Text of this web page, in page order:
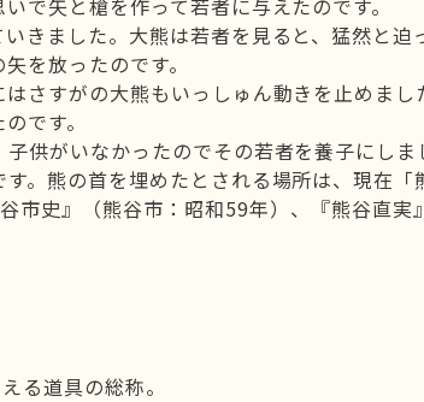
で矢と槍を作って若者に与えたのです。
きました。大熊は若者を見ると、猛然と迫
を放ったのです。
さすがの大熊もいっしゅん動きを止めま
です。
供がいなかったのでその若者を養子にしま
。熊の首を埋めたとされる場所は、現在「
市史』（熊谷市：昭和59年）、『熊谷直実
る道具の総称。